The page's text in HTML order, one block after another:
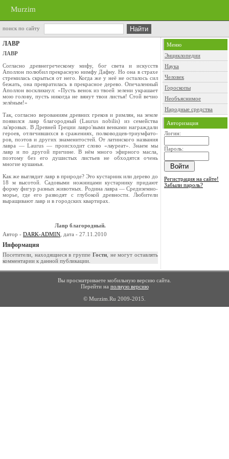
Murzim
поиск по сайту
ЛАВР
ЛАВР
Согласно древнегреческому мифу, бог света и искусств
Аполлон полюбил прекрасную нимфу Дафну. Но она в страхе
стремилась скрыться от него. Ког­да же у неё не осталось сил
бежать, она превратилась в прекрасное де­рево. Опечаленный
Аполлон вос­кликнул: «Пусть венок из твоей зелени украшает
мою голову, пусть никогда не вянут твои листья! Стой вечно
зелёным!»
Так, согласно верованиям древних греков и римлян, на земле
появился лавр благородный (Laurus nobilis) из семейства
ла'вровых. В Древней Греции лавро'выми венками награждали
героев, отличившихся в сраже­ниях, полководцев-триумфато­
ров, поэтов и других знаменито­стей. От латинского названия
лавра — Laurus — происходит слово «лауреат». Знаем мы
лавр и по другой причине. В нём мно­го эфирного масла,
поэтому без его душистых листьев не обхо­дятся очень
многие кушанья.
Как же выглядит лавр в при­роде? Это кустарник или дерево до
18 м высотой. Садовыми нож­ницами кустарнику придают
форму фигур разных животных. Родина лавра — Средиземно­
морье, где его разводят с глубо­кой древности. Любители
выра­щивают лавр и в городских квар­тирах.
Лавр благородный.
Автор - DARK-ADMIN , дата - 27.11.2010
Информация
Посетители, находящиеся в группе Гости, не могут оставлять
комментарии к данной публикации.
Меню
Энциклопедии
Наука
Человек
Гороскопы
Необъяснимое
Народные средства
Авторизация
Логин:
Пароль:
Регистрация на сайте!
Забыли пароль?
Вы просматриваете мобильную версию сайта.
Перейти на полную версию
© Murzim.Ru 2009-2015.